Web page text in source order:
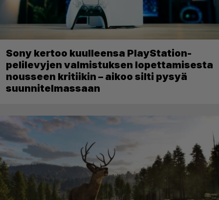
Sony kertoo kuulleensa PlayStation-
pelilevyjen valmistuksen lopettamisesta
nousseen kritiikin – aikoo silti pysyä
suunnitelmassaan